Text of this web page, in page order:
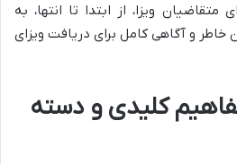
متقاضیان ویزا، از ابتدا تا انتها، به
خاطر و آگاهی کامل برای دریافت ویزای
کلیدی و دسته